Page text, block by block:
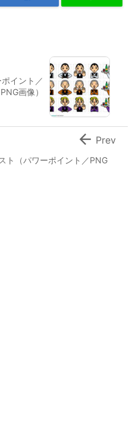
イント／
PNG画像）
ト（パワーポイント／PNG
 Prev